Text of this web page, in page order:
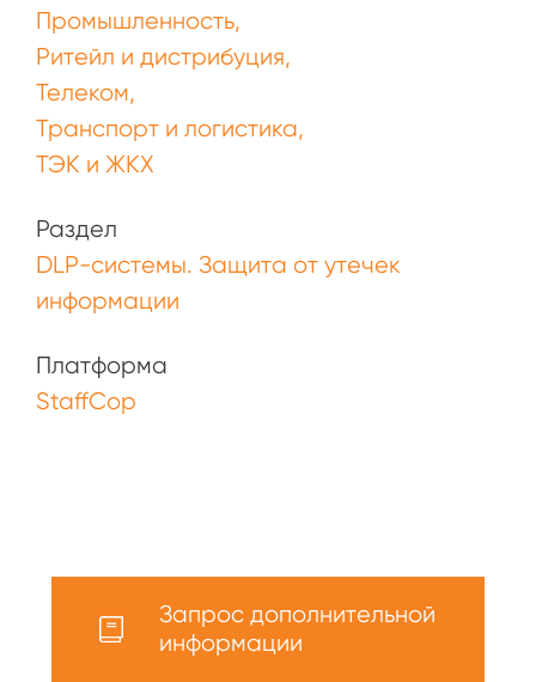
Промышленность
Ритейл и дистрибуция
Телеком
Транспорт и логистика
ТЭК и ЖКХ
Раздел
DLP-системы. Защита от утечек
информации
Платформа
StaffCop
Запрос дополнительной
информации